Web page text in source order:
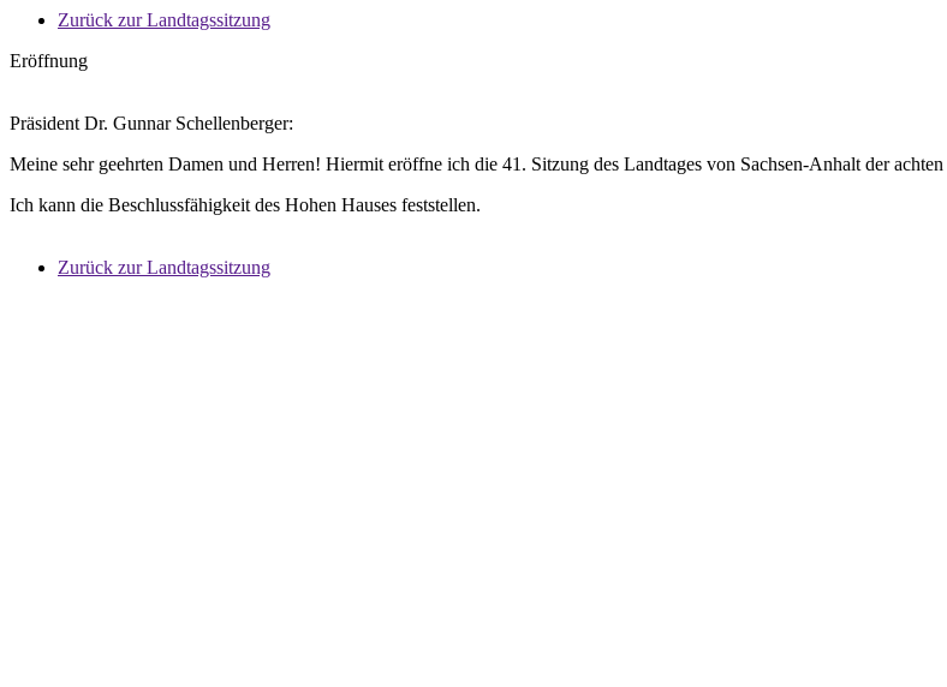
Zurück zur Landtagssitzung
Eröffnung
Präsident Dr. Gunnar Schellenberger:
Meine sehr geehrten Damen und Herren! Hiermit eröffne ich die 41. Sitzung des Landtages von Sachsen-Anhalt der
Ich kann die Beschlussfähigkeit des Hohen Hauses feststellen.
Zurück zur Landtagssitzung